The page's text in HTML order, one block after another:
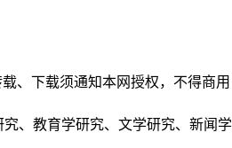
、下载须通知本网授权，不得商
、教育学研究、文学研究、新闻